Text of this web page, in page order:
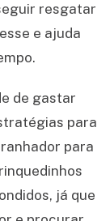
resgatar
e ajuda
de gastar
para
para
já que